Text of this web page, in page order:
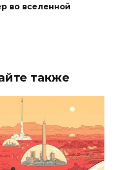
во вселенной
также